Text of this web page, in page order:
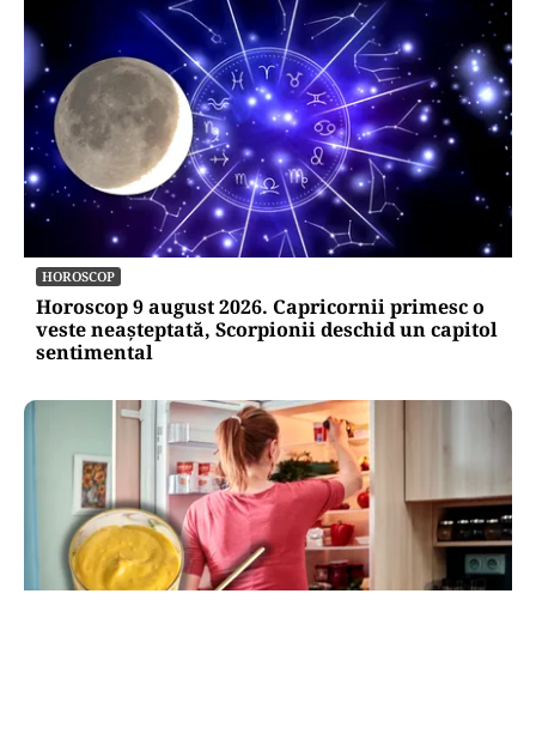
HOROSCOP
Horoscop 9 august 2026. Capricornii primesc o
veste neașteptată, Scorpionii deschid un capitol
sentimental